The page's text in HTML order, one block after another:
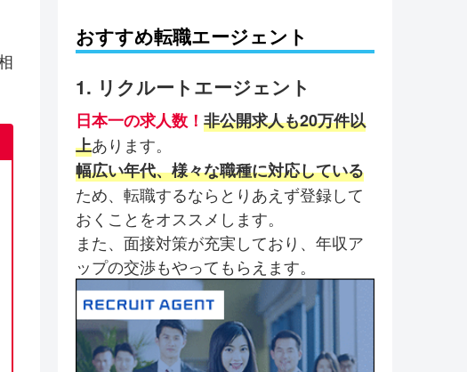
おすすめ転職エージェント
1. リクルートエージェント
日本一の求人数！ 非公開求人も20万件以
上あります。
幅広い年代、様々な職種に対応している
ため、転職するならとりあえず登録して
おくことをオススメします。
また、面接対策が充実しており、年収ア
ップの交渉もやってもらえます。